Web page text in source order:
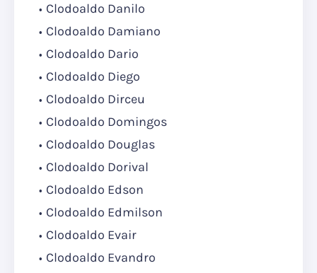
Clodoaldo Danilo
Clodoaldo Damiano
Clodoaldo Dario
Clodoaldo Diego
Clodoaldo Dirceu
Clodoaldo Domingos
Clodoaldo Douglas
Clodoaldo Dorival
Clodoaldo Edson
Clodoaldo Edmilson
Clodoaldo Evair
Clodoaldo Evandro